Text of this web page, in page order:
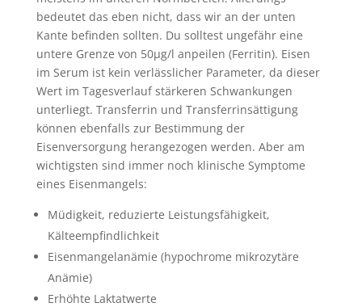
bedeutet das eben nicht, dass wir an der unten
Kante befinden sollten. Du solltest ungefähr eine
untere Grenze von 50µg/l anpeilen (Ferritin). Eisen
im Serum ist kein verlässlicher Parameter, da dieser
Wert im Tagesverlauf stärkeren Schwankungen
unterliegt. Transferrin und Transferrinsättigung
können ebenfalls zur Bestimmung der
Eisenversorgung herangezogen werden. Aber am
wichtigsten sind immer noch klinische Symptome
eines Eisenmangels:
Müdigkeit, reduzierte Leistungsfähigkeit,
Kälteempfindlichkeit
Eisenmangelanämie (hypochrome mikrozytäre
Anämie)
Erhöhte Laktatwerte